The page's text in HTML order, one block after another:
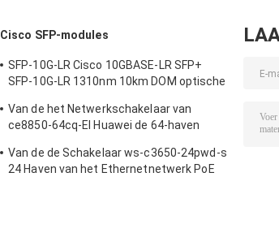
Cisco SFP-modules
SFP-10G-LR Cisco 10GBASE-LR SFP+
SFP-10G-LR 1310nm 10km DOM optische
Van de het Netwerkschakelaar van
ce8850-64cq-EI Huawei de 64-haven
Ventilator
Van de de Schakelaar ws-c3650-24pwd-s
24 Haven van het Ethernetnetwerk PoE